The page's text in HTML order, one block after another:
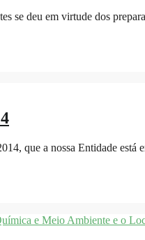
se deu em virtude dos
que a nossa Entidade está